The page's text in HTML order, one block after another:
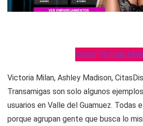
Visitar Victoria
Victoria Milan, Ashley Madison,
Transamigas son solo algunos
usuarios en Valle del Guamuez. Todas
porque agrupan gente que busca lo